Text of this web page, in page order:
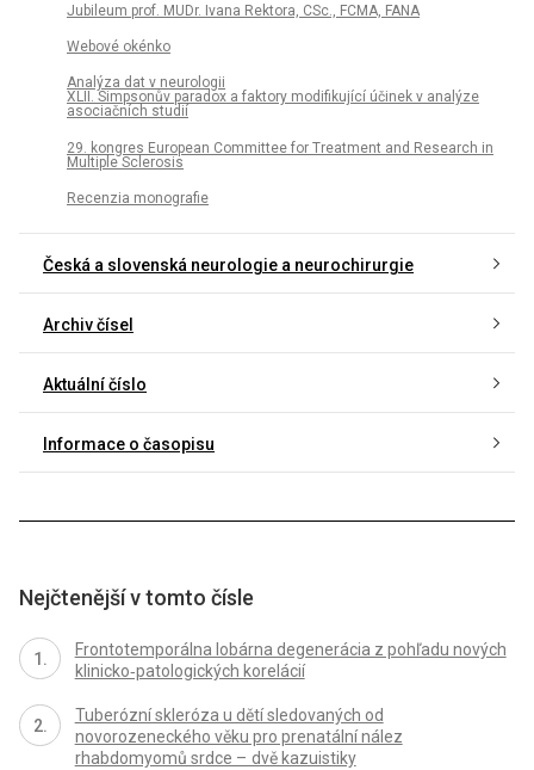
Jubileum prof. MUDr. Ivana Rektora, CSc., FCMA, FANA
Webové okénko
Analýza dat v neurologii
XLII. Simpsonův paradox a faktory modifikující účinek v analýze
asociačních studií
29. kongres European Committee for Treatment and Research in
Multiple Sclerosis
Recenzia monografie
Česká a slovenská neurologie a neurochirurgie
Archiv čísel
Aktuální číslo
Informace o časopisu
Nejčtenější v tomto čísle
Frontotemporálna lobárna degenerácia z pohľadu nových
klinicko‑patologických korelácií
Tuberózní skleróza u dětí sledovaných od
novorozeneckého věku pro prenatální nález
rhabdomyomů srdce – dvě kazuistiky